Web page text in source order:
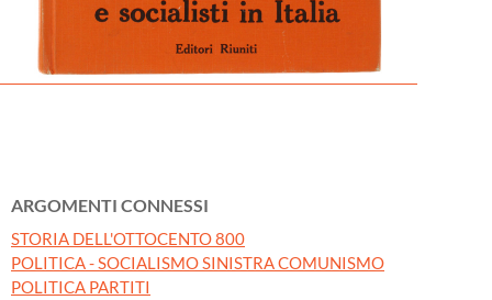
ARGOMENTI CONNESSI
STORIA DELL'OTTOCENTO 800
POLITICA - SOCIALISMO SINISTRA COMUNISMO
POLITICA PARTITI